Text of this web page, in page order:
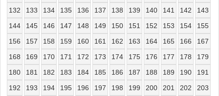
132
133 134 135 136 137 138 139 140 141 142
143
144
145 146 147 148 149 150 151 152 153 154
155
156
157 158 159 160 161 162 163 164 165 166
167
168
169 170 171 172 173 174 175 176 177 178
179
180
181 182 183 184 185 186 187 188 189 190
191
192
193 194 195 196 197 198 199 200 201 202
203